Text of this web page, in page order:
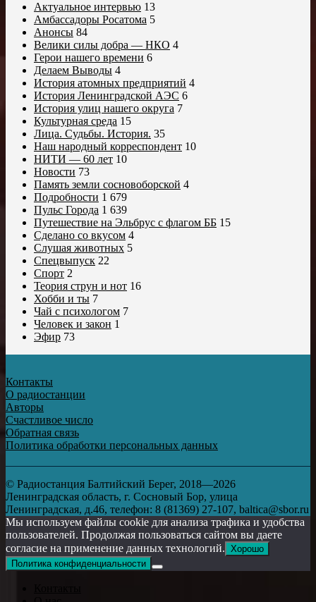
Актуальное интервью 13
Амбассадоры Росатома 5
Анонсы 84
Велики силы добра — НКО 4
Герои нашего времени 6
Делаем Выводы 4
История атомных предприятий 4
История Ленинградской АЭС 6
История улиц нашего округа 7
Культурная среда 15
Лица. Судьбы. История. 35
Наш народный корреспондент 10
НИТИ — 60 лет 10
Новости 73
Память земли сосновоборской 4
Подробности 1 679
Пульс Города 1 639
Путешествие на Эльбрус с флагом ББ 15
Сделано со вкусом 4
Слушая животных 5
Спецвыпуск 22
Спорт 2
Теория струн и нот 16
Хобби и ты 7
Чай с психологом 7
Человек и закон 1
Эфир 73
Контакты
О радиостанции
Авторы
Счастливое число
Обратная связь
Политика обработки персональных данных
© Радиостанция Балтийский Берег, 2018—2026
Ленинградская область, г. Сосновый Бор, улица
Ленинградская, д.46, телефон: 8 (81369) 27-107, baltica@sbor.ru
Мы используем файлы cookie для анализа трафика и удобства
пользователей. Продолжая пользоваться сайтом вы даете
согласие на применение данных технологий. Хорошо
Политика конфиденциальности